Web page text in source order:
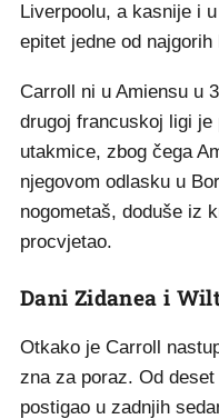
Liverpoolu, a kasnije i
epitet jedne od
Carroll ni u Amiensu u
drugoj francuskoj ligi
utakmice, zbog čega
njegovom odlasku u
nogometaš, doduše iz
procvjetao.
Dani Zidanea i
Otkako je Carroll
zna za poraz. Od
postigao u zadnjih